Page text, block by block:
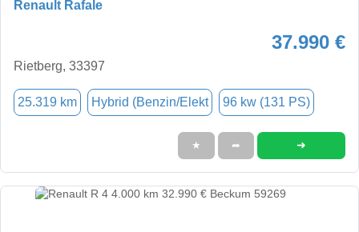
Renault Rafale
37.990 €
Rietberg, 33397
25.319 km Hybrid (Benzin/Elekt 96 kw (131 PS)
★ ➦ ➜